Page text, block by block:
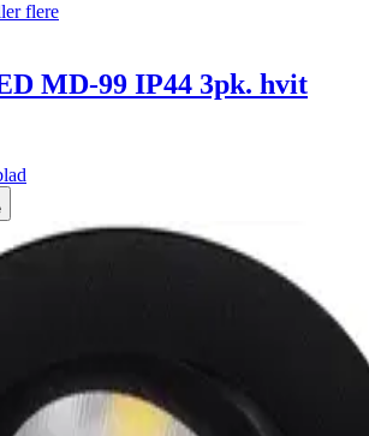
flere
MD-99 IP44 3pk. hvit